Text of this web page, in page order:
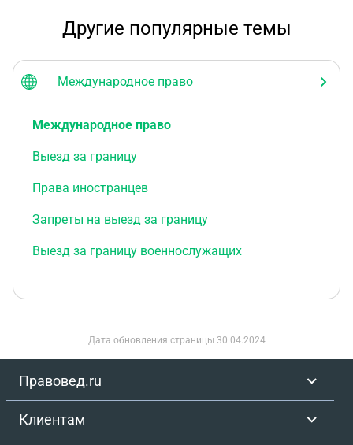
Другие популярные темы
Международное право
Международное право
Выезд за границу
Права иностранцев
Запреты на выезд за границу
Выезд за границу военнослужащих
Дата обновления страницы 30.04.2024
Правовед.ru
Клиентам